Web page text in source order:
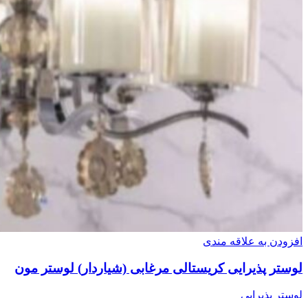
افزودن به علاقه مندی
لوستر پذیرایی کریستالی مرغابی (شیاردار) لوستر مون
لوستر پذیرایی